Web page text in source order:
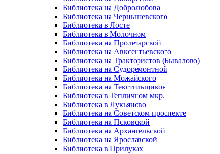
Библиотека на Добролюбова
Библиотека на Чернышевского
Библиотека в Лосте
Библиотека в Молочном
Библиотека на Пролетарской
Библиотека на Авксентьевского
Библиотека на Трактористов (Бывалово)
Библиотека на Судоремонтной
Библиотека на Можайского
Библиотека на Текстильщиков
Библиотека в Тепличном мкр.
Библиотека в Лукьяново
Библиотека на Советском проспекте
Библиотека на Псковской
Библиотека на Архангельской
Библиотека на Ярославской
Библиотека в Прилуках